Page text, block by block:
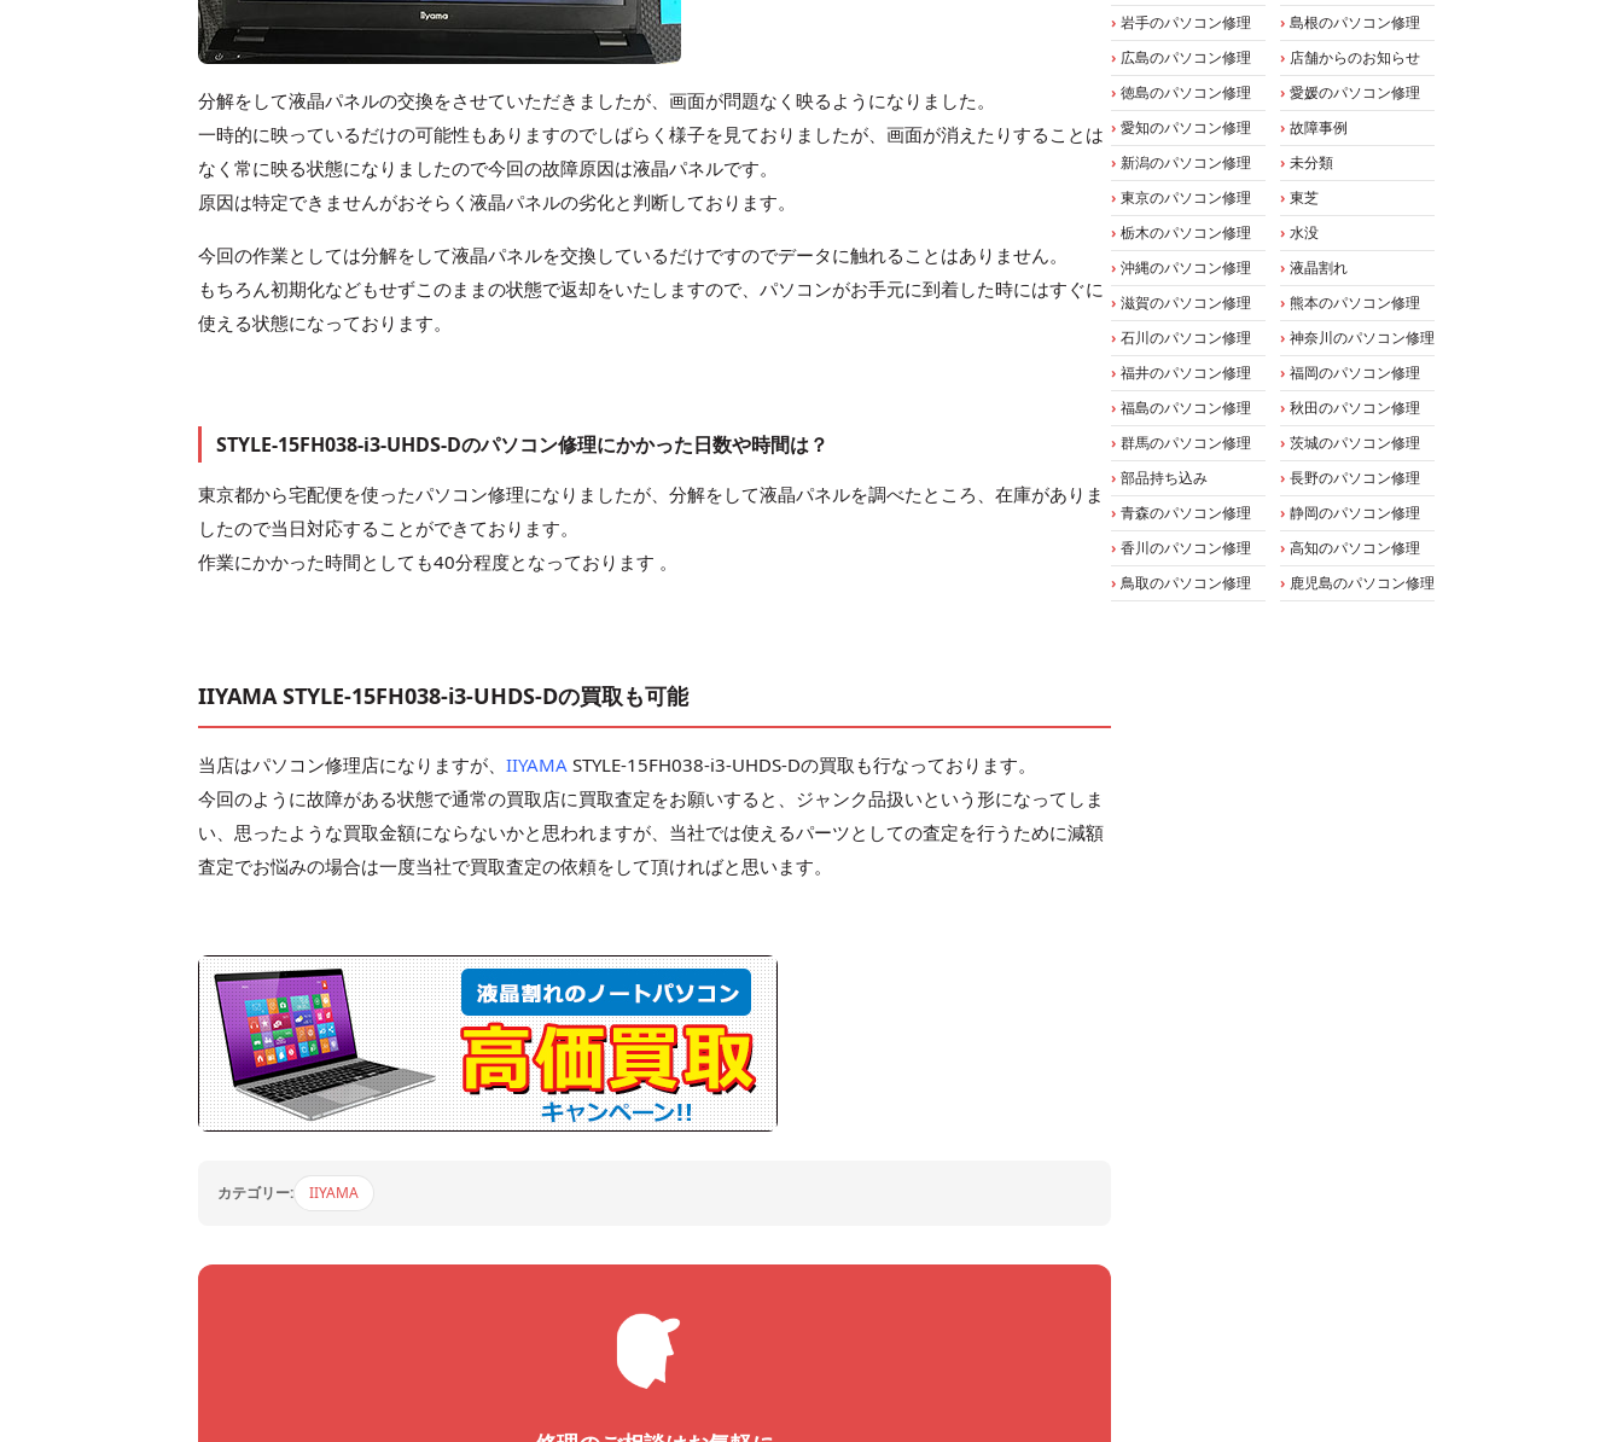
分解をして液晶パネルの交換をさせていただきましたが、画面が問題なく映るようになりました。
一時的に映っているだけの可能性もありますのでしばらく様子を見ておりましたが、画面が消えたりすることは
なく常に映る状態になりましたので今回の故障原因は液晶パネルです。
原因は特定できませんがおそらく液晶パネルの劣化と判断しております。
今回の作業としては分解をして液晶パネルを交換しているだけですのでデータに触れることはありません。
もちろん初期化などもせずこのままの状態で返却をいたしますので、パソコンがお手元に到着した時にはすぐに
使える状態になっております。
STYLE-15FH038-i3-UHDS-Dのパソコン修理にかかった日数や時間は？
東京都から宅配便を使ったパソコン修理になりましたが、分解をして液晶パネルを調べたところ、在庫がありま
したので当日対応することができております。
作業にかかった時間としても40分程度となっております 。
IIYAMA STYLE-15FH038-i3-UHDS-Dの買取も可能
当店はパソコン修理店になりますが、 IIYAMA STYLE-15FH038-i3-UHDS-Dの買取も行なっております。
今回のように故障がある状態で通常の買取店に買取査定をお願いすると、ジャンク品扱いという形になってしま
い、思ったような買取金額にならないかと思われますが、当社では使えるパーツとしての査定を行うために減額
査定でお悩みの場合は一度当社で買取査定の依頼をして頂ければと思います。
カテゴリー: IIYAMA
岩手のパソコン修理
島根のパソコン修理
広島のパソコン修理
店舗からのお知らせ
徳島のパソコン修理
愛媛のパソコン修理
愛知のパソコン修理
故障事例
新潟のパソコン修理
未分類
東京のパソコン修理
東芝
栃木のパソコン修理
水没
沖縄のパソコン修理
液晶割れ
滋賀のパソコン修理
熊本のパソコン修理
石川のパソコン修理
神奈川のパソコン修理
福井のパソコン修理
福岡のパソコン修理
福島のパソコン修理
秋田のパソコン修理
群馬のパソコン修理
茨城のパソコン修理
部品持ち込み
長野のパソコン修理
青森のパソコン修理
静岡のパソコン修理
香川のパソコン修理
高知のパソコン修理
鳥取のパソコン修理
鹿児島のパソコン修理